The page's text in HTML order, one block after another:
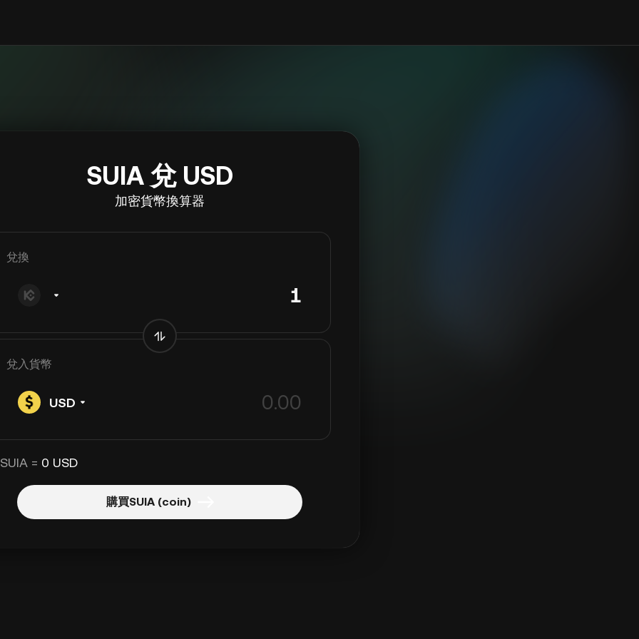
SUIA 兌 USD
加密貨幣換算器
兌換
兌入貨幣
USD
= 0 USD
購買SUIA (coin)